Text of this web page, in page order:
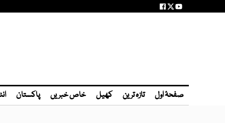
صفحۂ اول تازہ ترین کھیل خاص خبریں پاکستان